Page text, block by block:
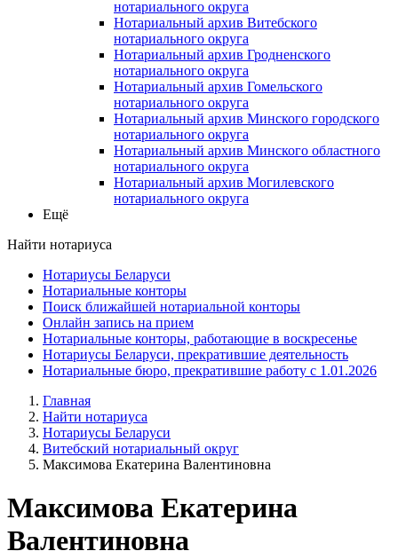
нотариального округа
Нотариальный архив Витебского
нотариального округа
Нотариальный архив Гродненского
нотариального округа
Нотариальный архив Гомельского
нотариального округа
Нотариальный архив Минского городского
нотариального округа
Нотариальный архив Минского областного
нотариального округа
Нотариальный архив Могилевского
нотариального округа
Ещё
Найти нотариуса
Нотариусы Беларуси
Нотариальные конторы
Поиск ближайшей нотариальной конторы
Онлайн запись на прием
Нотариальные конторы, работающие в воскресенье
Нотариусы Беларуси, прекратившие деятельность
Нотариальные бюро, прекратившие работу с 1.01.2026
Главная
Найти нотариуса
Нотариусы Беларуси
Витебский нотариальный округ
Максимова Екатерина Валентиновна
Максимова Екатерина
Валентиновна